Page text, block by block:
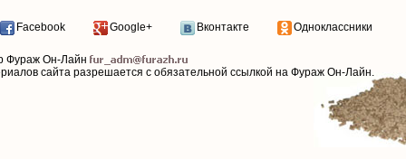
Facebook Google+ Вконтакте Одноклассники
Фураж Он-Лайн
сайта разрешается с обязательной ссылкой на Фураж Он-Лайн.